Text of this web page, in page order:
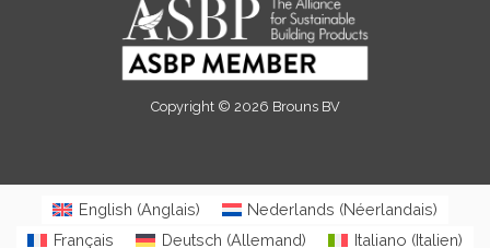
Copyright © 2026 Brouns BV
English (Anglais) Nederlands (Néerlandais)
Français
Deutsch (Allemand) Italiano (Italien)